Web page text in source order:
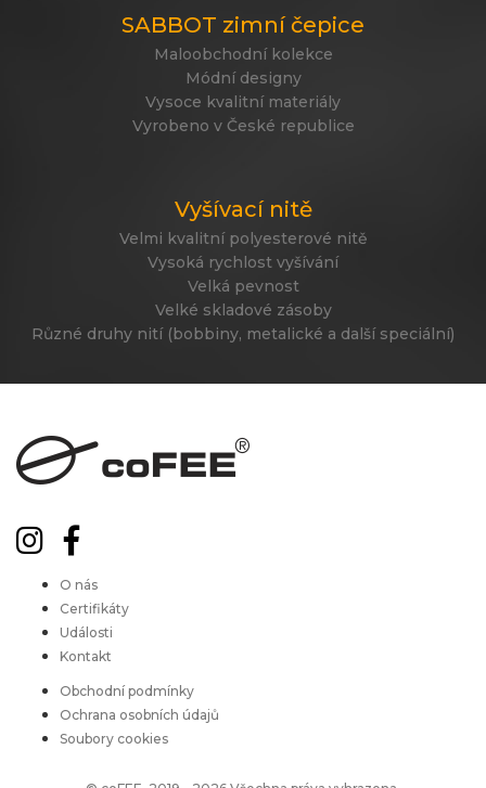
SABBOT zimní čepice
Maloobchodní kolekce
Módní designy
Vysoce kvalitní materiály
Vyrobeno v České republice
Vyšívací nitě
Velmi kvalitní polyesterové nitě
Vysoká rychlost vyšívání
Velká pevnost
Velké skladové zásoby
Různé druhy nití (bobbiny, metalické a další speciální)
O nás
Certifikáty
Události
Kontakt
Obchodní podmínky
Ochrana osobních údajů
Soubory cookies